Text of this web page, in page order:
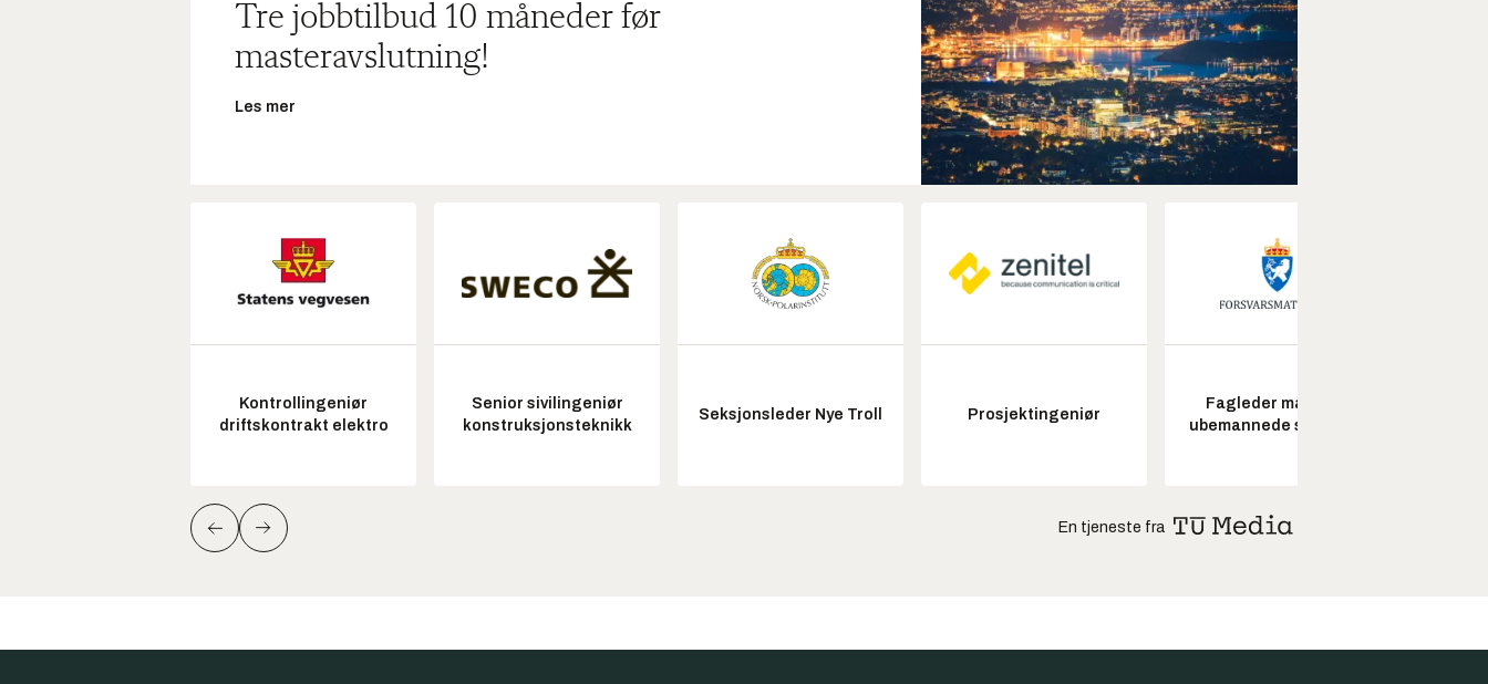
Tre jobbtilbud 10 måneder før
masteravslutning!
Les mer
Kontrollingeniør
driftskontrakt elektro
Senior sivilingeniør
konstruksjonsteknikk
Seksjonsleder Nye Troll Prosjektingeniør
Fagleder maritime
ubemannede systemer
En tjeneste fra